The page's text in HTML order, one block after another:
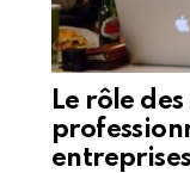
Le rôle
entreprises